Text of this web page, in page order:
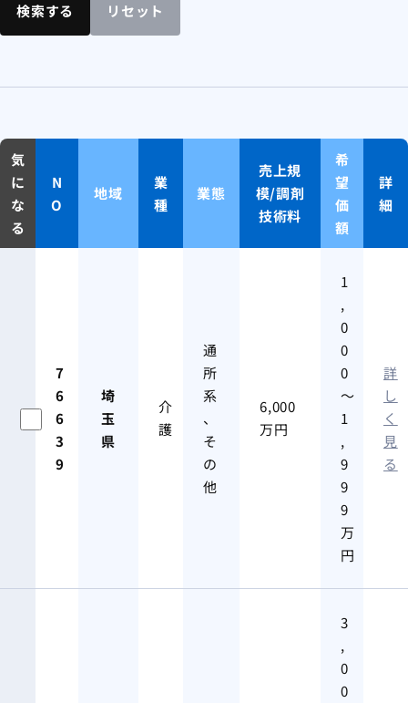
検索する リセット
気
に
な
る
N
O
地域
業
種
業態
売上規
模/調剤
技術料
希
望
価
額
詳
細
7
6
6
3
9
埼
玉
県
介
護
通
所
系
、
そ
の
他
6,000
万円
1
,
0
0
0
～
1
,
9
9
9
万
円
詳
し
く
見
る
3
,
0
0